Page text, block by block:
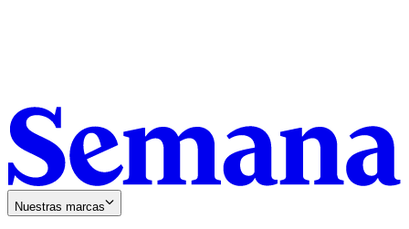
Nuestras marcas